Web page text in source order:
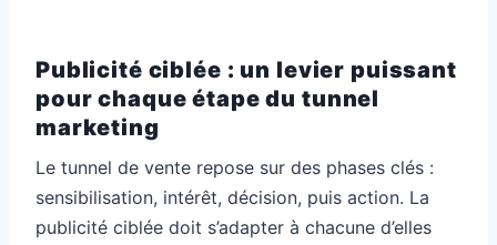
Publicité ciblée : un levier puissant
pour chaque étape du tunnel
marketing
Le tunnel de vente repose sur des phases clés :
sensibilisation, intérêt, décision, puis action. La
publicité ciblée doit s’adapter à chacune d’elles